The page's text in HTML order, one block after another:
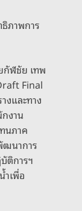
ภาพการ
กัฬชัย เทพ
Final
งและทาง
งาน
นภาค
ฒนาการ
ติการฯ
ำเพื่อ